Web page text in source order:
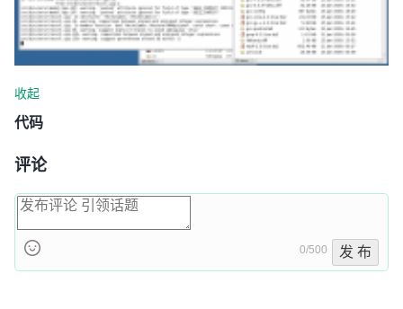
收起
代码
评论
0/500 发 布